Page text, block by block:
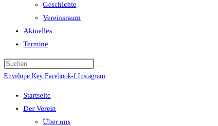
Geschichte
Vereinsraum
Aktuelles
Termine
Envelope Key Facebook-f Instagram
Startseite
Der Verein
Über uns